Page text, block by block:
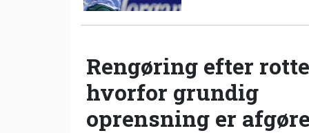
Rengøring efter
hvorfor grundig
oprensning er